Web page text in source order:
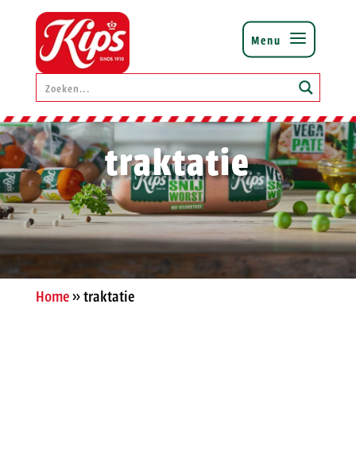
traktatie
Home»traktatie